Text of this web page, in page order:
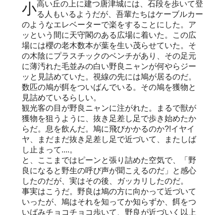
小高い丘の上に建つ唐津城には、石段を歩いて登る人もいるようだが、吾輩たちはケーブルカー
のようなエレベーターで楽をすることにした。ア
ッという間に天守閣のある広場に着いた。この広
場には櫻の老木数本が葉を生い茂らせていた。そ
の木陰にプラスチックのベンチがあり、その足元
に薄汚れた毛並みの白い野良ニャンが何やらジー
ッと見詰めていた。視線の先には鳩が居るのだ。
数匹の鳩が餌をついばんでいる。その鳩を獲物と
見詰めているらしい。
観光客の目が野良ニャンに注がれた。まるで獣が
獲物を狙うように、抜き足差し足で歩き始めたか
らだ。息を飲んだ。鳩に飛びかかるのか?!イヤイ
ヤ、まだまだ抜き足差し足で近づいて、またしば
し止まって....。
と、ここまではピーンと張り詰めた空気で、「野
良になると野生の呼び声が聞こえるのだ」と感心
したのだが、実はその後、ガッカリしたのだ。
事実はこうだ。野良は鳩の方に向かって近づいて
いったが、鳩はそれを知ってか知らずか、餌をつ
いばみチョコチョコ歩いて、野良が近づいく以上